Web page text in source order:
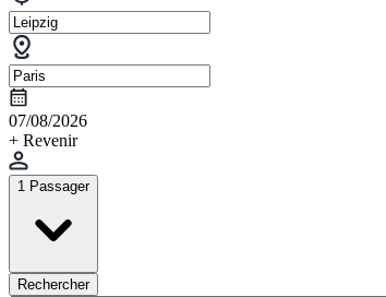
07/08/2026
+ Revenir
1 Passager
Rechercher